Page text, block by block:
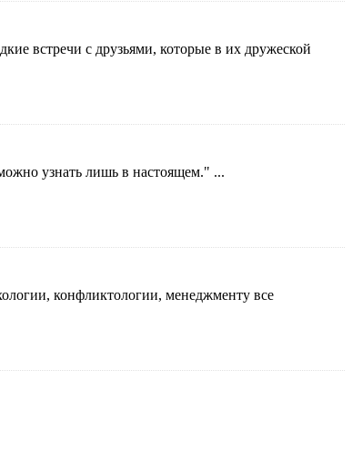
встречи с друзьями, которые в их дружеской
узнать лишь в настоящем." ...
конфликтологии, менеджменту все